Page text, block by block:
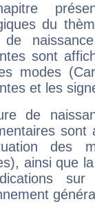
du
de
sont
modes
et les
de
sont
des
ainsi que
sur